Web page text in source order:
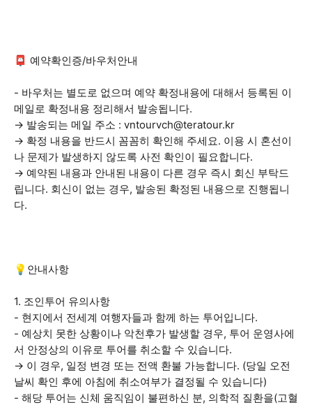
📮 예약확인증/바우처안내
- 바우처는 별도로 없으며 예약 확정내용에 대해서 등록된 이
메일로 확정내용 정리해서 발송됩니다.
→ 발송되는 메일 주소 : vntourvch@teratour.kr
→ 확정 내용을 반드시 꼼꼼히 확인해 주세요. 이용 시 혼선이
나 문제가 발생하지 않도록 사전 확인이 필요합니다.
→ 예약된 내용과 안내된 내용이 다른 경우 즉시 회신 부탁드
립니다. 회신이 없는 경우, 발송된 확정된 내용으로 진행됩니
다.
💡안내사항
1. 조인투어 유의사항
- 현지에서 전세계 여행자들과 함께 하는 투어입니다.
- 예상치 못한 상황이나 악천후가 발생할 경우, 투어 운영사에
서 안정상의 이유로 투어를 취소할 수 있습니다.
→ 이 경우, 일정 변경 또는 전액 환불 가능합니다. (당일 오전
날씨 확인 후에 아침에 취소여부가 결정될 수 있습니다)
- 해당 투어는 신체 움직임이 불편하신 분, 의학적 질환을(고혈